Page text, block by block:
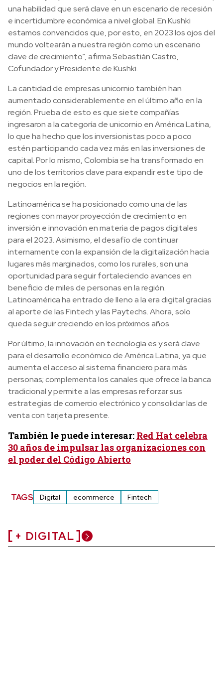
una habilidad que será clave en un escenario de recesión
e incertidumbre económica a nivel global. En Kushki
estamos convencidos que, por esto, en 2023 los ojos del
mundo voltearán a nuestra región como un escenario
clave de crecimiento”, afirma Sebastián Castro,
Cofundador y Presidente de Kushki.
La cantidad de empresas unicornio también han
aumentado considerablemente en el último año en la
región. Prueba de esto es que siete compañías
ingresaron a la categoría de unicornio en América Latina,
lo que ha hecho que los inversionistas poco a poco
estén participando cada vez más en las inversiones de
capital. Por lo mismo, Colombia se ha transformado en
uno de los territorios clave para expandir este tipo de
negocios en la región.
Latinoamérica se ha posicionado como una de las
regiones con mayor proyección de crecimiento en
inversión e innovación en materia de pagos digitales
para el 2023. Asimismo, el desafío de continuar
internamente con la expansión de la digitalización hacia
lugares más marginados, como los rurales, son una
oportunidad para seguir fortaleciendo avances en
beneficio de miles de personas en la región.
Latinoamérica ha entrado de lleno a la era digital gracias
al aporte de las Fintech y las Paytechs. Ahora, solo
queda seguir creciendo en los próximos años.
Por último, la innovación en tecnología es y será clave
para el desarrollo económico de América Latina, ya que
aumenta el acceso al sistema financiero para más
personas; complementa los canales que ofrece la banca
tradicional y permite a las empresas reforzar sus
estrategias de comercio electrónico y consolidar las de
venta con tarjeta presente.
También le puede interesar: Red Hat celebra
30 años de impulsar las organizaciones con
el poder del Código Abierto
TAGS Digital ecommerce Fintech
+ DIGITAL